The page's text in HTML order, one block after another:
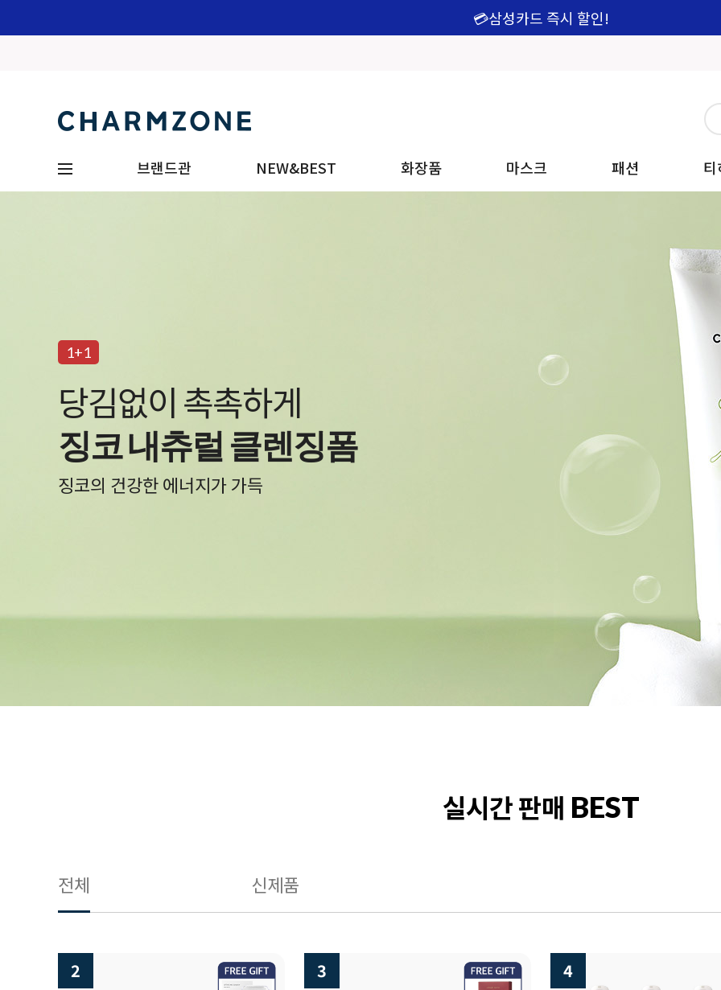
💳삼성카드 즉시 할인!
브랜드관 NEW&BEST 화장품 마스크 패션
1+1
백탁 NO! 자극 NO!
알바트로스 레포츠 선
물과 땀에 자유로운 선크림
실시간 판매 BEST
전체 신제품
3 4 5